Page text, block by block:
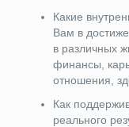
Какие
Вам в
в различных
финансы,
отношения,
Как
реального